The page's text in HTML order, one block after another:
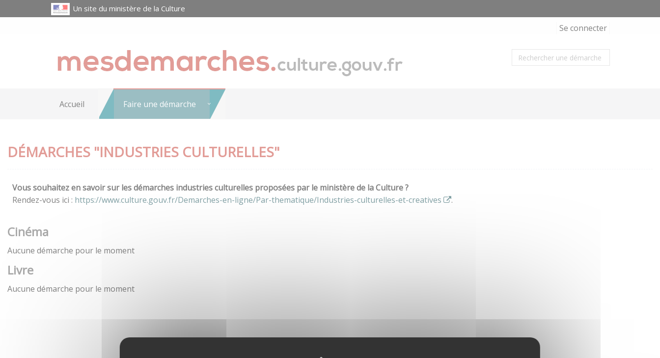
Un site du ministère de la Culture
Se connecter
Accueil Faire une démarche
DÉMARCHES "INDUSTRIES CULTURELLES"
Vous souhaitez en savoir sur les démarches industries culturelles proposées par le ministère de la Culture ?
Rendez-vous ici : https://www.culture.gouv.fr/Demarches-en-ligne/Par-thematique/Industries-culturelles-et-creatives .
Cinéma
Aucune démarche pour le moment
Livre
Aucune démarche pour le moment